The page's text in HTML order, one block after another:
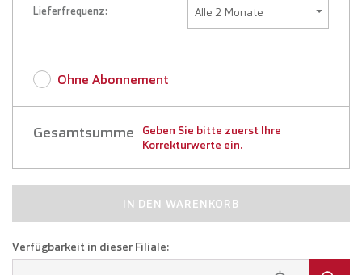
Lieferfrequenz:
Ohne Abonnement
Gesamtsumme
Geben Sie bitte zuerst Ihre
Korrekturwerte ein.
IN DEN WARENKORB
Verfügbarkeit in dieser Filiale: